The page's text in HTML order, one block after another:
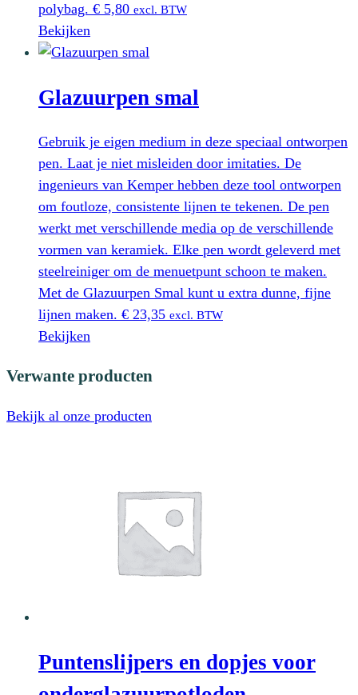
polybag. € 5,80 excl. BTW
Bekijken
Glazuurpen smal
Gebruik je eigen medium in deze speciaal ontworpen
pen. Laat je niet misleiden door imitaties. De
ingenieurs van Kemper hebben deze tool ontworpen
om foutloze, consistente lijnen te tekenen. De pen
werkt met verschillende media op de verschillende
vormen van keramiek. Elke pen wordt geleverd met
steelreiniger om de menuetpunt schoon te maken.
Met de Glazuurpen Smal kunt u extra dunne, fijne
lijnen maken. € 23,35 excl. BTW
Bekijken
Verwante producten
Bekijk al onze producten
Puntenslijpers en dopjes voor